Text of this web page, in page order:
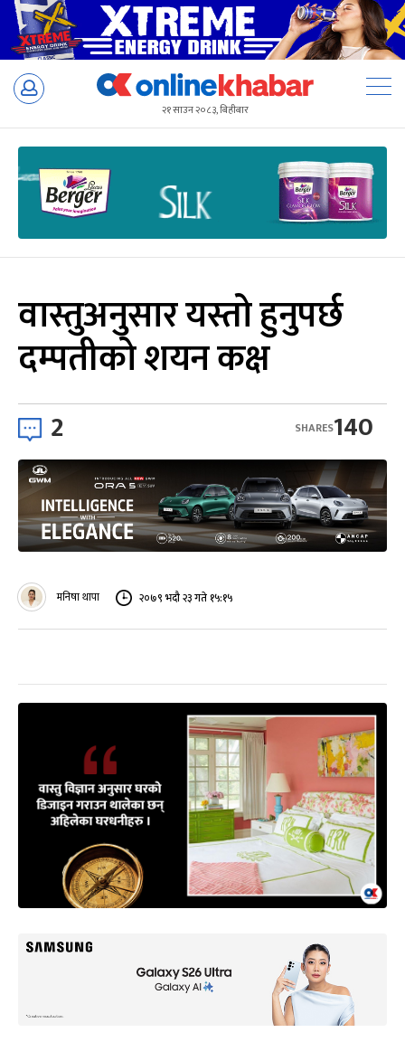
Skip
२१ साउन २०८३, बिहीबार
वास्तुअनुसार यस्तो हुनुपर्छ
दम्पतीको शयन कक्ष
2 140
SHARES
मनिषा थापा २०७९ भदौ २३ गते १५:१५